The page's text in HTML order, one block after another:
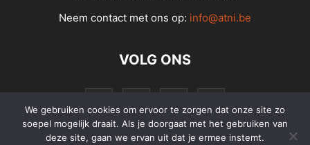
Neem contact met ons op: info@atni.be
VOLG ONS
We gebruiken cookies om ervoor te zorgen dat onze site zo
soepel mogelijk draait. Als je doorgaat met het gebruiken van
deze site, gaan we ervan uit dat je ermee instemt.